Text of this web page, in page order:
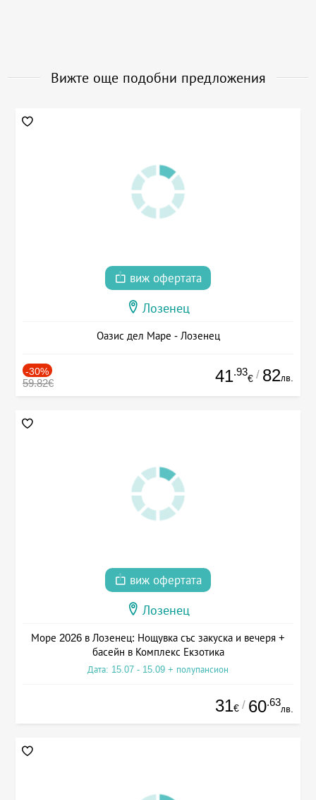
Вижте още подобни предложения
виж офертата
Лозенец
Оазис дел Маре - Лозенец
-30%
59.82€ 41.93
€ / 82лв.
виж офертата
Лозенец
Море 2026 в Лозенец: Нощувка със закуска и вечеря +
басейн в Комплекс Екзотика
Дата: 15.07 - 15.09 + полупансион
31€ / 60.63
лв.